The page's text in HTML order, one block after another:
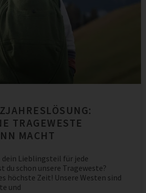
TRAGEWESTE
MACHT
dein Lieblingsteil für jede
du schon unsere Trageweste?
höchste Zeit! Unsere Westen sind
und